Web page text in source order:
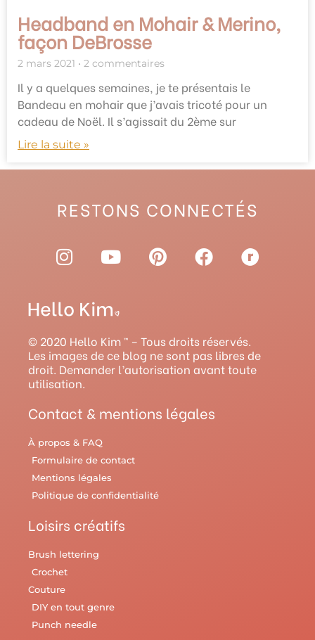
Headband en Mohair & Merino,
façon DeBrosse
2 mars 2021 2 commentaires
Il y a quelques semaines, je te présentais le
Bandeau en mohair que j’avais tricoté pour un
cadeau de Noël. Il s’agissait du 2ème sur
Lire la suite »
RESTONS CONNECTÉS
I
n
t
a
g
r
a
m
Y
o
t
u
b
e
P
i
r
e
s
F
a
o
o
k
R
a
y
© 2020 Hello Kim ™ – Tous droits réservés.
Les images de ce blog ne sont pas libres de
droit. Demander l’autorisation avant toute
utilisation.
Contact & mentions légales
À propos & FAQ
Formulaire de contact
Mentions légales
Politique de confidentialité
Loisirs créatifs
Brush lettering
Crochet
Couture
DIY en tout genre
Punch needle